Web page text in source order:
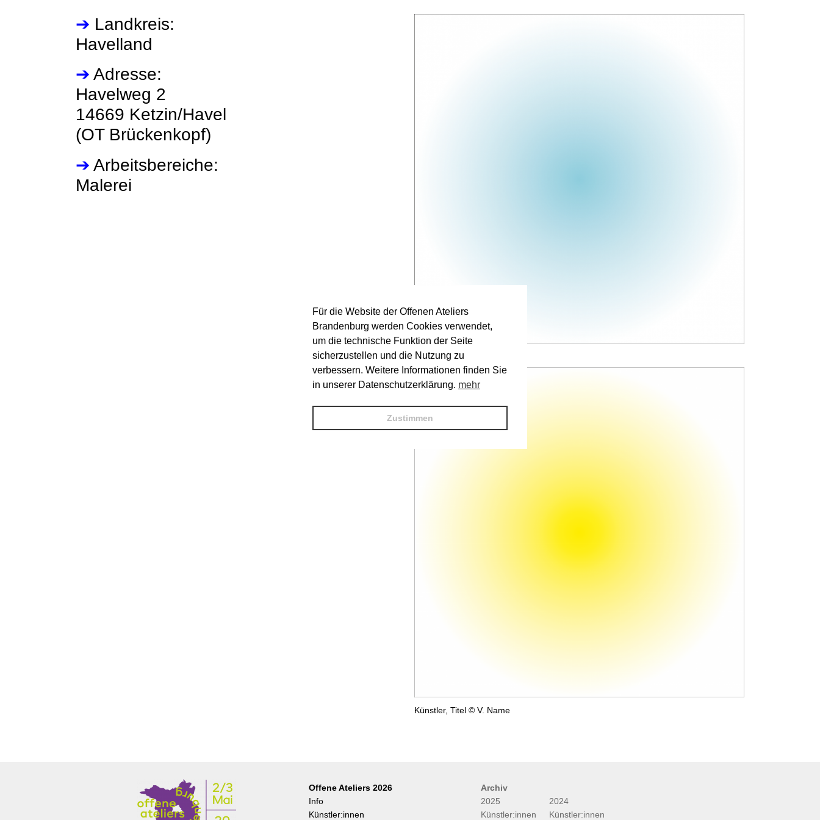
➔ Landkreis:
Havelland
➔ Adresse:
Havelweg 2
14669 Ketzin/Havel
(OT Brückenkopf)
➔ Arbeitsbereiche:
Malerei
Künstler, Titel © V. Name
Künstler, Titel © V. Name
Offene Ateliers 2026
Info
Künstler:innen
Archiv
2025
Künstler:innen
2024
Künstler:innen
Für die Website der Offenen Ateliers
Brandenburg werden Cookies verwendet,
um die technische Funktion der Seite
sicherzustellen und die Nutzung zu
verbessern. Weitere Informationen finden Sie
in unserer Datenschutzerklärung. mehr
Zustimmen